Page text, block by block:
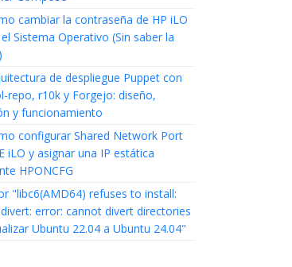
cambiar la contraseña de HP iLO
Sistema Operativo (Sin saber la
de despliegue Puppet con
repo, r10k y Forgejo: diseño,
y funcionamiento
configurar Shared Network Port
iLO y asignar una IP estática
HPONCFG
"libc6(AMD64) refuses to install:
error: cannot divert directories
Ubuntu 22.04 a Ubuntu 24.04"